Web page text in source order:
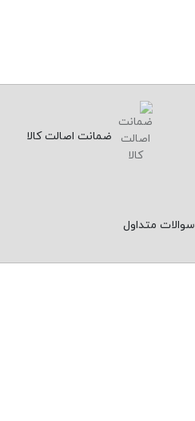
ضمانت اصالت کالا
سوالات متداول